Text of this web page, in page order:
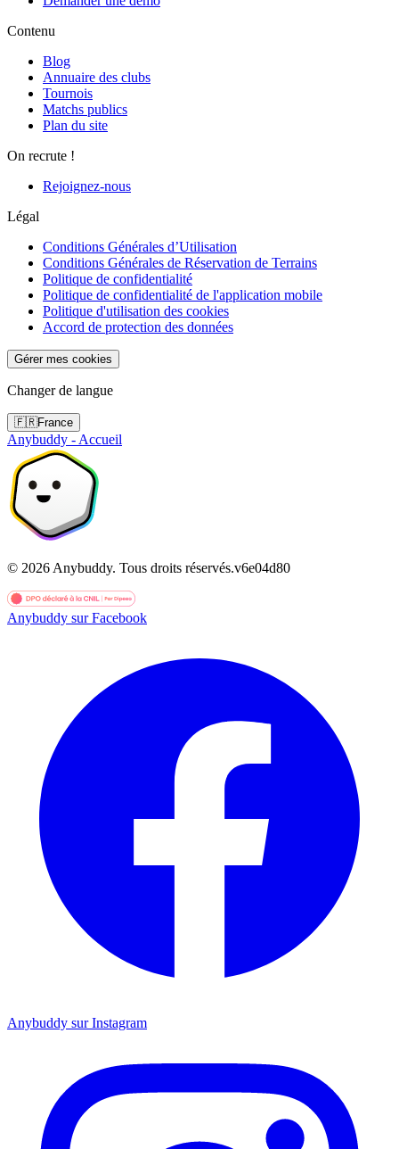
Contenu
Blog
Annuaire des clubs
Tournois
Matchs publics
Plan du site
On recrute !
Rejoignez-nous
Légal
Conditions Générales d’Utilisation
Conditions Générales de Réservation de Terrains
Politique de confidentialité
Politique de confidentialité de l'application mobile
Politique d'utilisation des cookies
Accord de protection des données
Gérer mes cookies
Changer de langue
🇫🇷France
Anybuddy - Accueil
© 2026Anybuddy. Tous droits réservés.v6e04d80
Anybuddy sur Facebook
Anybuddy sur Instagram